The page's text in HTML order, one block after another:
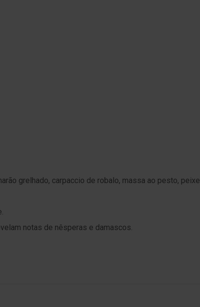
grelhado, carpaccio de robalo, massa ao pesto, peixe
notas de nêsperas e damascos.